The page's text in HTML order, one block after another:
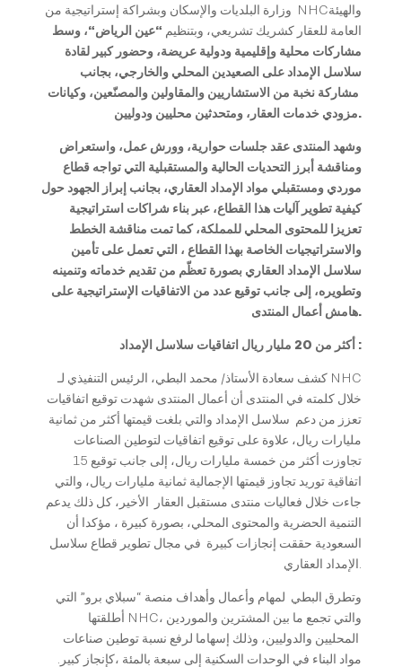
وزارة البلديات والإسكان وبشراكة إستراتيجية من NHCوالهيئة
العامة للعقار كشريك تشريعي، وبتنظيم “عين الرياض“، وسط
مشاركات محلية وإقليمية ودولية عريضة، وحضور كبير لقادة
سلاسل الإمداد على الصعيدين المحلي والخارجي، بجانب
مشاركة نخبة من الاستشاريين والمقاولين والمصنّعين، وكيانات
مزودي خدمات العقار، ومتحدثين محليين ودوليين.
وشهد المنتدى عقد جلسات حوارية، وورش عمل، واستعراض
ومناقشة أبرز التحديات الحالية والمستقبلية التي تواجه قطاع
موردي ومستقبلي مواد الإمداد العقاري، بجانب إبراز الجهود حول
كيفية تطوير آليات هذا القطاع، عبر بناء شراكات استراتيجية
تعزيزا للمحتوى المحلي للمملكة، كما تمت مناقشة الخطط
والاستراتيجيات الخاصة بهذا القطاع ، التي تعمل على تأمين
سلاسل الإمداد العقاري بصورة تعظّم من تقديم خدماته وتنمينه
وتطويره، إلى جانب توقيع عدد من الاتفاقيات الإستراتيجية على
هامش أعمال المنتدى.
أكثر من 20 مليار ريال اتفاقيات سلاسل الإمداد :
كشف سعادة الأستاذ/ محمد البطي، الرئيس التنفيذي لـ NHC
خلال كلمته في المنتدى أن أعمال المنتدى شهدت توقيع اتفاقيات
تعزز من دعم سلاسل الإمداد والتي بلغت قيمتها أكثر من ثمانية
مليارات ريال، علاوة على توقيع اتفاقيات لتوطين الصناعات
تجاوزت أكثر من خمسة مليارات ريال، إلى جانب توقيع 15
اتفاقية توريد تجاوز قيمتها الإجمالية ثمانية مليارات ريال، والتي
جاءت خلال فعاليات منتدى مستقبل العقار الأخير، كل ذلك يدعم
التنمية الحضرية والمحتوى المحلي، بصورة كبيرة ، مؤكدا أن
السعودية حققت إنجازات كبيرة في مجال تطوير قطاع سلاسل
وتطرق البطي لمهام وأعمال وأهداف منصة “سبلاي برو” التي
أطلقتها NHC، والتي تجمع ما بين المشترين والموردين
المحليين والدوليين، وذلك إسهاما لرفع نسبة توطين صناعات
مواد البناء في الوحدات السكنية إلى سبعة بالمئة ،كإنجاز كبير.